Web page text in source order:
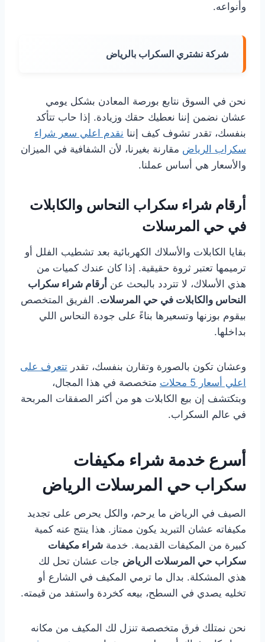
وأنواعه.
شركة نشتري السكراب بالرياض
نحن في السوق نتابع بورصة المعادن بشكل يومي
عشان نضمن إننا نعطيك حقك وزيادة. إذا حاب تتأكد
بنفسك، تقدر تشوف كيف إننا نقدم اعلي سعر شراء
سكراب الرياض مقارنة بغيرنا، لأن الشفافية في الميزان
والأسعار هي أساس عملنا.
أرقام شراء سكراب النحاس والكابلات
في حي المرسلات
بقايا الكابلات والأسلاك الكهربائية بعد تشطيب الفلل أو
ترميمها تعتبر ثروة حقيقية. إذا كان عندك كميات من
هذي الأسلاك، لا تتردد بالبحث عن أرقام شراء سكراب
النحاس والكابلات في حي المرسلات. الفريق المتخصص
بيقوم بوزنها وتسعيرها بناءً على جودة النحاس اللي
بداخلها.
وعشان تكون بالصورة وتقارن بنفسك، تقدر تتعرف على
اعلي أسعار 5 محلات
متخصصة في هذا المجال،
وبتكتشف إن بيع الكابلات هو من أكثر الصفقات المربحة
في عالم السكراب.
أسرع خدمة شراء مكيفات
سكراب حي المرسلات الرياض
الصيف في الرياض ما يرحم، والكل يحرص على تجديد
مكيفاته عشان التبريد يكون ممتاز. هذا ينتج عنه كمية
كبيرة من المكيفات القديمة. خدمة شراء مكيفات
سكراب حي المرسلات الرياض جات عشان تحل لك
هذي المشكلة. بدال ما ترمي المكيف في الشارع أو
تخليه يصدي في السطح، بيعه كخردة واستفد من قيمته.
نحن نمتلك فرق متخصصة تنزل لك المكيف من مكانه